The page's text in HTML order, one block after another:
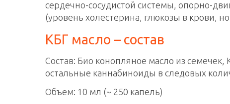
сердечно-сосудистой системы, опорно-
(уровень холестерина, глюкозы в крови,
КБГ масло – состав
Состав: Био конопляное масло из семечек,
остальные каннабиноиды в следовых
Объем: 10 мл (~ 250 капель)